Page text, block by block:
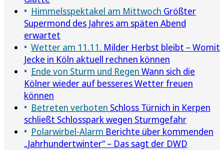
Himmelsspektakel am Mittwoch Größter
Supermond des Jahres am späten Abend
erwartet
Wetter am 11.11. Milder Herbst bleibt – Womit
Jecke in Köln aktuell rechnen können
Ende von Sturm und Regen Wann sich die
Kölner wieder auf besseres Wetter freuen
können
Betreten verboten Schloss Türnich in Kerpen
schließt Schlosspark wegen Sturmgefahr
Polarwirbel-Alarm Berichte über kommenden
„Jahrhundertwinter“ – Das sagt der DWD